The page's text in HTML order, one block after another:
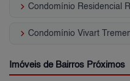
keyboard_arrow_right
keyboard_arrow_right Condomínio Vivart
Imóveis de Bairros Próximos